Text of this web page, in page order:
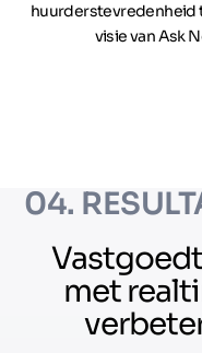
huurderstevredenheid
visie van Ask
04.
met